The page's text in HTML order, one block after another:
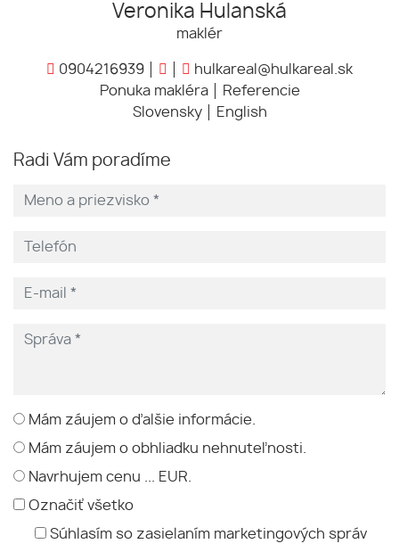
Veronika Hulanská
maklér
0904216939
hulkareal@hulkareal.sk
Ponuka makléra
Referencie
Slovensky
English
Radi Vám poradíme
Mám záujem o ďalšie informácie.
Mám záujem o obhliadku nehnuteľnosti.
Navrhujem cenu ... EUR.
Označiť všetko
Súhlasím so zasielaním marketingových správ